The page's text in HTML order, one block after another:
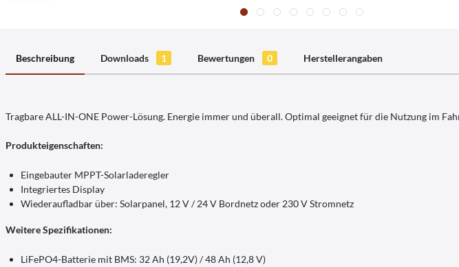
Beschreibung Downloads 1 Bewertungen 0 Herstellerangaben
Tragbare ALL-IN-ONE Power-Lösung. Energie immer und überall. Optimal geeignet für die Nutzung im
Produkteigenschaften:
Eingebauter MPPT-Solarladeregler
Integriertes Display
Wiederaufladbar über: Solarpanel, 12 V / 24 V Bordnetz oder 230 V Stromnetz
Weitere Spezifikationen:
LiFePO4-Batterie mit BMS: 32 Ah (19,2V) / 48 Ah (12,8 V)